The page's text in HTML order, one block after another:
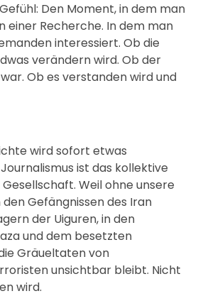
Den Moment, in dem man
einer Recherche. In dem man
interessiert. Ob die
verändern wird. Ob der
Ob es verstanden wird und
wird sofort etwas
ist das kollektive
Weil ohne unsere
Gefängnissen des Iran
der Uiguren, in den
und dem besetzten
Gräueltaten von
unsichtbar bleibt. Nicht
wird.